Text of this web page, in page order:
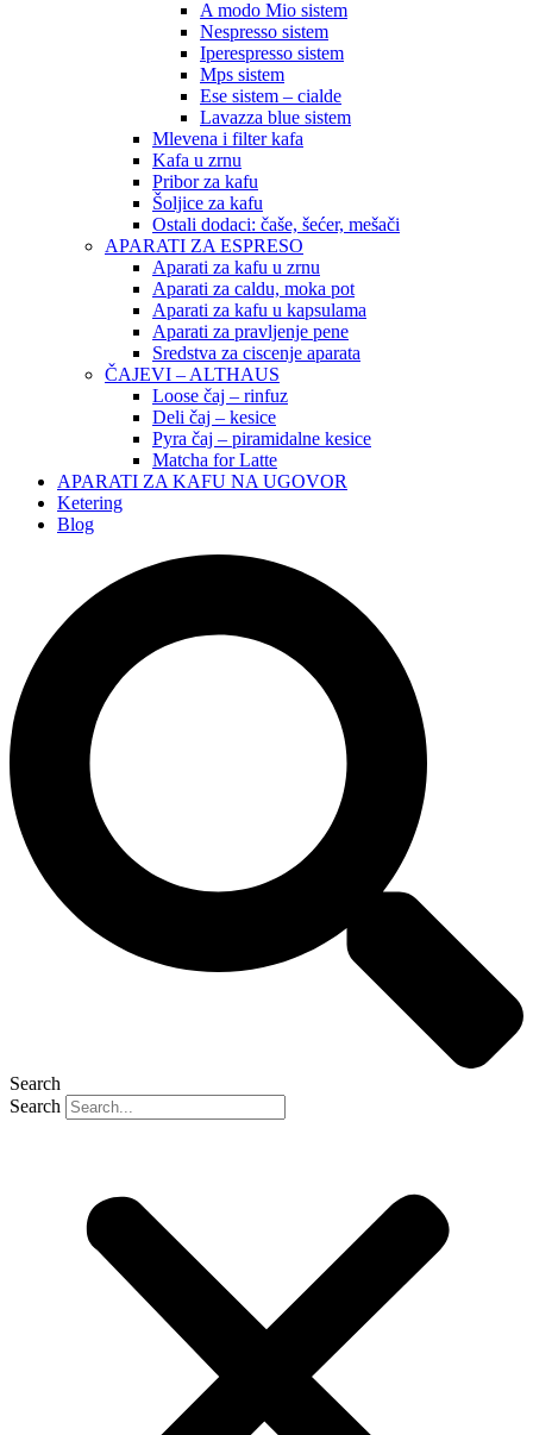
A modo Mio sistem
Nespresso sistem
Iperespresso sistem
Mps sistem
Ese sistem – cialde
Lavazza blue sistem
Mlevena i filter kafa
Kafa u zrnu
Pribor za kafu
Šoljice za kafu
Ostali dodaci: čaše, šećer, mešači
APARATI ZA ESPRESO
Aparati za kafu u zrnu
Aparati za caldu, moka pot
Aparati za kafu u kapsulama
Aparati za pravljenje pene
Sredstva za ciscenje aparata
ČAJEVI – ALTHAUS
Loose čaj – rinfuz
Deli čaj – kesice
Pyra čaj – piramidalne kesice
Matcha for Latte
APARATI ZA KAFU NA UGOVOR
Ketering
Blog
Search
Search